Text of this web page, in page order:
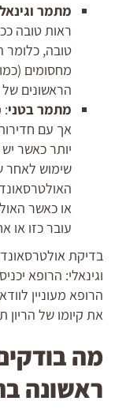
מתמר
ראות טובה
טובה, כלומר
מחסומים
הראשונים של
מתמר בטני:
אך עם
יותר כאשר
שימוש לאחר
או כאשר
עובר כזו או
בדיקת
וגינאלי: הרופא
הרופא מעוניין
את קיומו של הריון
מה
ראשונה